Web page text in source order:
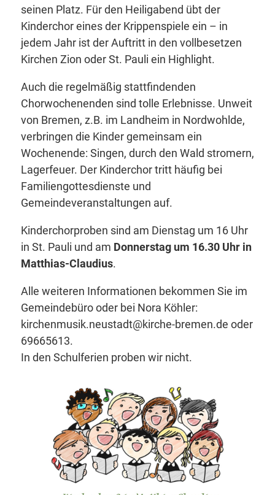
seinen Platz. Für den Heiligabend übt der
Kinderchor eines der Krippenspiele ein – in
jedem Jahr ist der Auftritt in den vollbesetzen
Kirchen Zion oder St. Pauli ein Highlight.
Auch die regelmäßig stattfindenden
Chorwochenenden sind tolle Erlebnisse. Unweit
von Bremen, z.B. im Landheim in Nordwohlde,
verbringen die Kinder gemeinsam ein
Wochenende: Singen, durch den Wald stromern,
Lagerfeuer. Der Kinderchor tritt häufig bei
Familiengottesdienste und
Gemeindeveranstaltungen auf.
Kinderchorproben sind am Dienstag um 16 Uhr
in St. Pauli und am Donnerstag um 16.30 Uhr in
Matthias-Claudius.
Alle weiteren Informationen bekommen Sie im
Gemeindebüro oder bei Nora Köhler:
kirchenmusik.neustadt@kirche-bremen.de oder
69665613.
In den Schulferien proben wir nicht.